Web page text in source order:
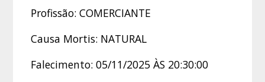
Profissão: COMERCIANTE
Causa Mortis: NATURAL
Falecimento: 05/11/2025 ÀS 20:30:00